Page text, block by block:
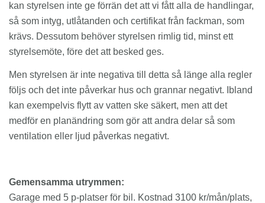
kan styrelsen inte ge förrän det att vi fått alla de handlingar,
så som intyg, utlåtanden och certifikat från fackman, som
krävs. Dessutom behöver styrelsen rimlig tid, minst ett
styrelsemöte, före det att besked ges.
Men styrelsen är inte negativa till detta så länge alla regler
följs och det inte påverkar hus och grannar negativt. Ibland
kan exempelvis flytt av vatten ske säkert, men att det
medför en planändring som gör att andra delar så som
ventilation eller ljud påverkas negativt.
Gemensamma utrymmen:
Garage med 5 p-platser för bil. Kostnad 3100 kr/mån/plats,